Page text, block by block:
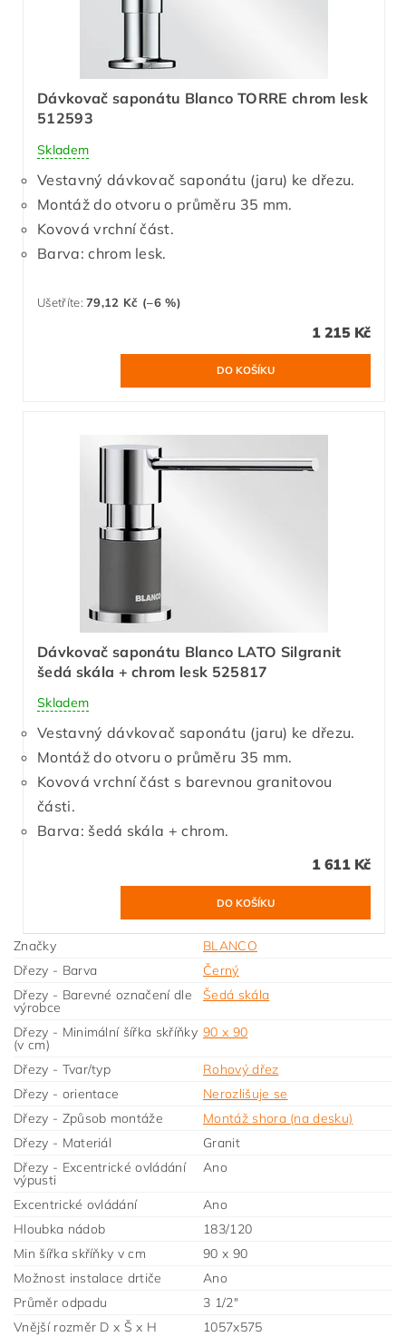
Dávkovač saponátu Blanco TORRE chrom lesk
512593
Skladem
Vestavný dávkovač saponátu (jaru) ke dřezu.
Montáž do otvoru o průměru 35 mm.
Kovová vrchní část.
Barva: chrom lesk.
Ušetříte:79,12 Kč (–6 %)
1 215 Kč
Dávkovač saponátu Blanco LATO Silgranit
šedá skála + chrom lesk 525817
Skladem
Vestavný dávkovač saponátu (jaru) ke dřezu.
Montáž do otvoru o průměru 35 mm.
Kovová vrchní část s barevnou granitovou
části.
Barva: šedá skála + chrom.
1 611 Kč
Značky
BLANCO
Dřezy - Barva
Černý
Dřezy - Barevné označení dle
výrobce
Šedá skála
Dřezy - Minimální šířka skříňky
(v cm)
90 x 90
Dřezy - Tvar/typ
Rohový dřez
Dřezy - orientace
Nerozlišuje se
Dřezy - Způsob montáže
Montáž shora (na desku)
Dřezy - Materiál
Granit
Dřezy - Excentrické ovládání
výpusti
Ano
Excentrické ovládání
Ano
Hloubka nádob
183/120
Min šířka skříňky v cm
90 x 90
Možnost instalace drtiče
Ano
Průměr odpadu
3 1/2"
Vnější rozměr D x Š x H
1057x575